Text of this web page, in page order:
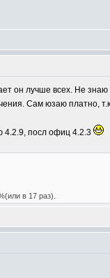
он лучше всех. Не
Сам юзаю платно,
4.2.9, посл офиц 4.2.3
в 17 раз).